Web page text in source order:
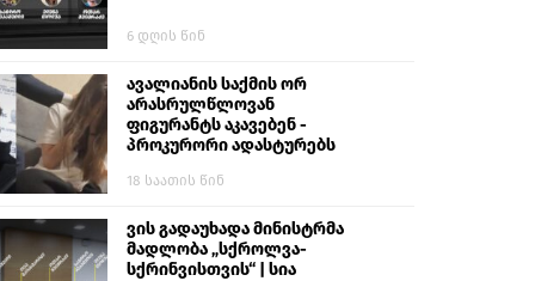
6 დღის წინ
ავალიანის საქმის ორ
არასრულწლოვან
ფიგურანტს აკავებენ -
პროკურორი ადასტურებს
18 საათის წინ
ვის გადაუხადა მინისტრმა
მადლობა „სქროლვა-
სქრინვისთვის“ | სია